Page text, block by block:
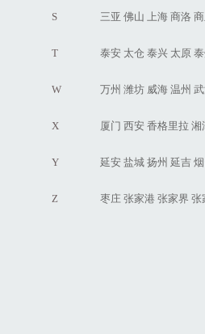
S 三亚 佛山 上海 商洛
T 泰安 太仓 泰兴 太原 泰
W 万州 潍坊 威海 温州
X 厦门 西安 香格里拉 湘
Y 延安 盐城 扬州 延吉
Z 枣庄 张家港 张家界 张